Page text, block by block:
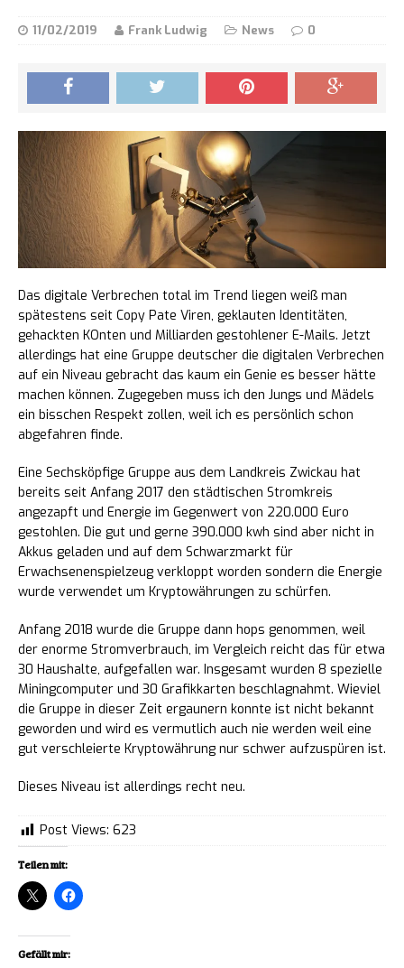
11/02/2019 Frank Ludwig News 0
Das digitale Verbrechen total im Trend liegen weiß man
spätestens seit Copy Pate Viren, geklauten Identitäten,
gehackten KOnten und Milliarden gestohlener E-Mails. Jetzt
allerdings hat eine Gruppe deutscher die digitalen Verbrechen
auf ein Niveau gebracht das kaum ein Genie es besser hätte
machen können. Zugegeben muss ich den Jungs und Mädels
ein bisschen Respekt zollen, weil ich es persönlich schon
abgefahren finde.
Eine Sechsköpfige Gruppe aus dem Landkreis Zwickau hat
bereits seit Anfang 2017 den städtischen Stromkreis
angezapft und Energie im Gegenwert von 220.000 Euro
gestohlen. Die gut und gerne 390.000 kwh sind aber nicht in
Akkus geladen und auf dem Schwarzmarkt für
Erwachsenenspielzeug verkloppt worden sondern die Energie
wurde verwendet um Kryptowährungen zu schürfen.
Anfang 2018 wurde die Gruppe dann hops genommen, weil
der enorme Stromverbrauch, im Vergleich reicht das für etwa
30 Haushalte, aufgefallen war. Insgesamt wurden 8 spezielle
Miningcomputer und 30 Grafikkarten beschlagnahmt. Wieviel
die Gruppe in dieser Zeit ergaunern konnte ist nicht bekannt
geworden und wird es vermutlich auch nie werden weil eine
gut verschleierte Kryptowährung nur schwer aufzuspüren ist.
Dieses Niveau ist allerdings recht neu.
Post Views: 623
Teilen mit:
Gefällt mir: